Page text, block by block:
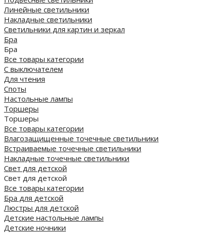
Линейные светильники
Накладные светильники
Светильники для картин и зеркал
Бра
Бра
Все товары категории
С выключателем
Для чтения
Споты
Настольные лампы
Торшеры
Торшеры
Все товары категории
Влагозащищенные точечные светильники
Встраиваемые точечные светильники
Накладные точечные светильники
Свет для детской
Свет для детской
Все товары категории
Бра для детской
Люстры для детской
Детские настольные лампы
Детские ночники